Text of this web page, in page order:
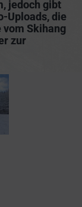
jedoch gibt
Uploads, die
vom Skihang
zur